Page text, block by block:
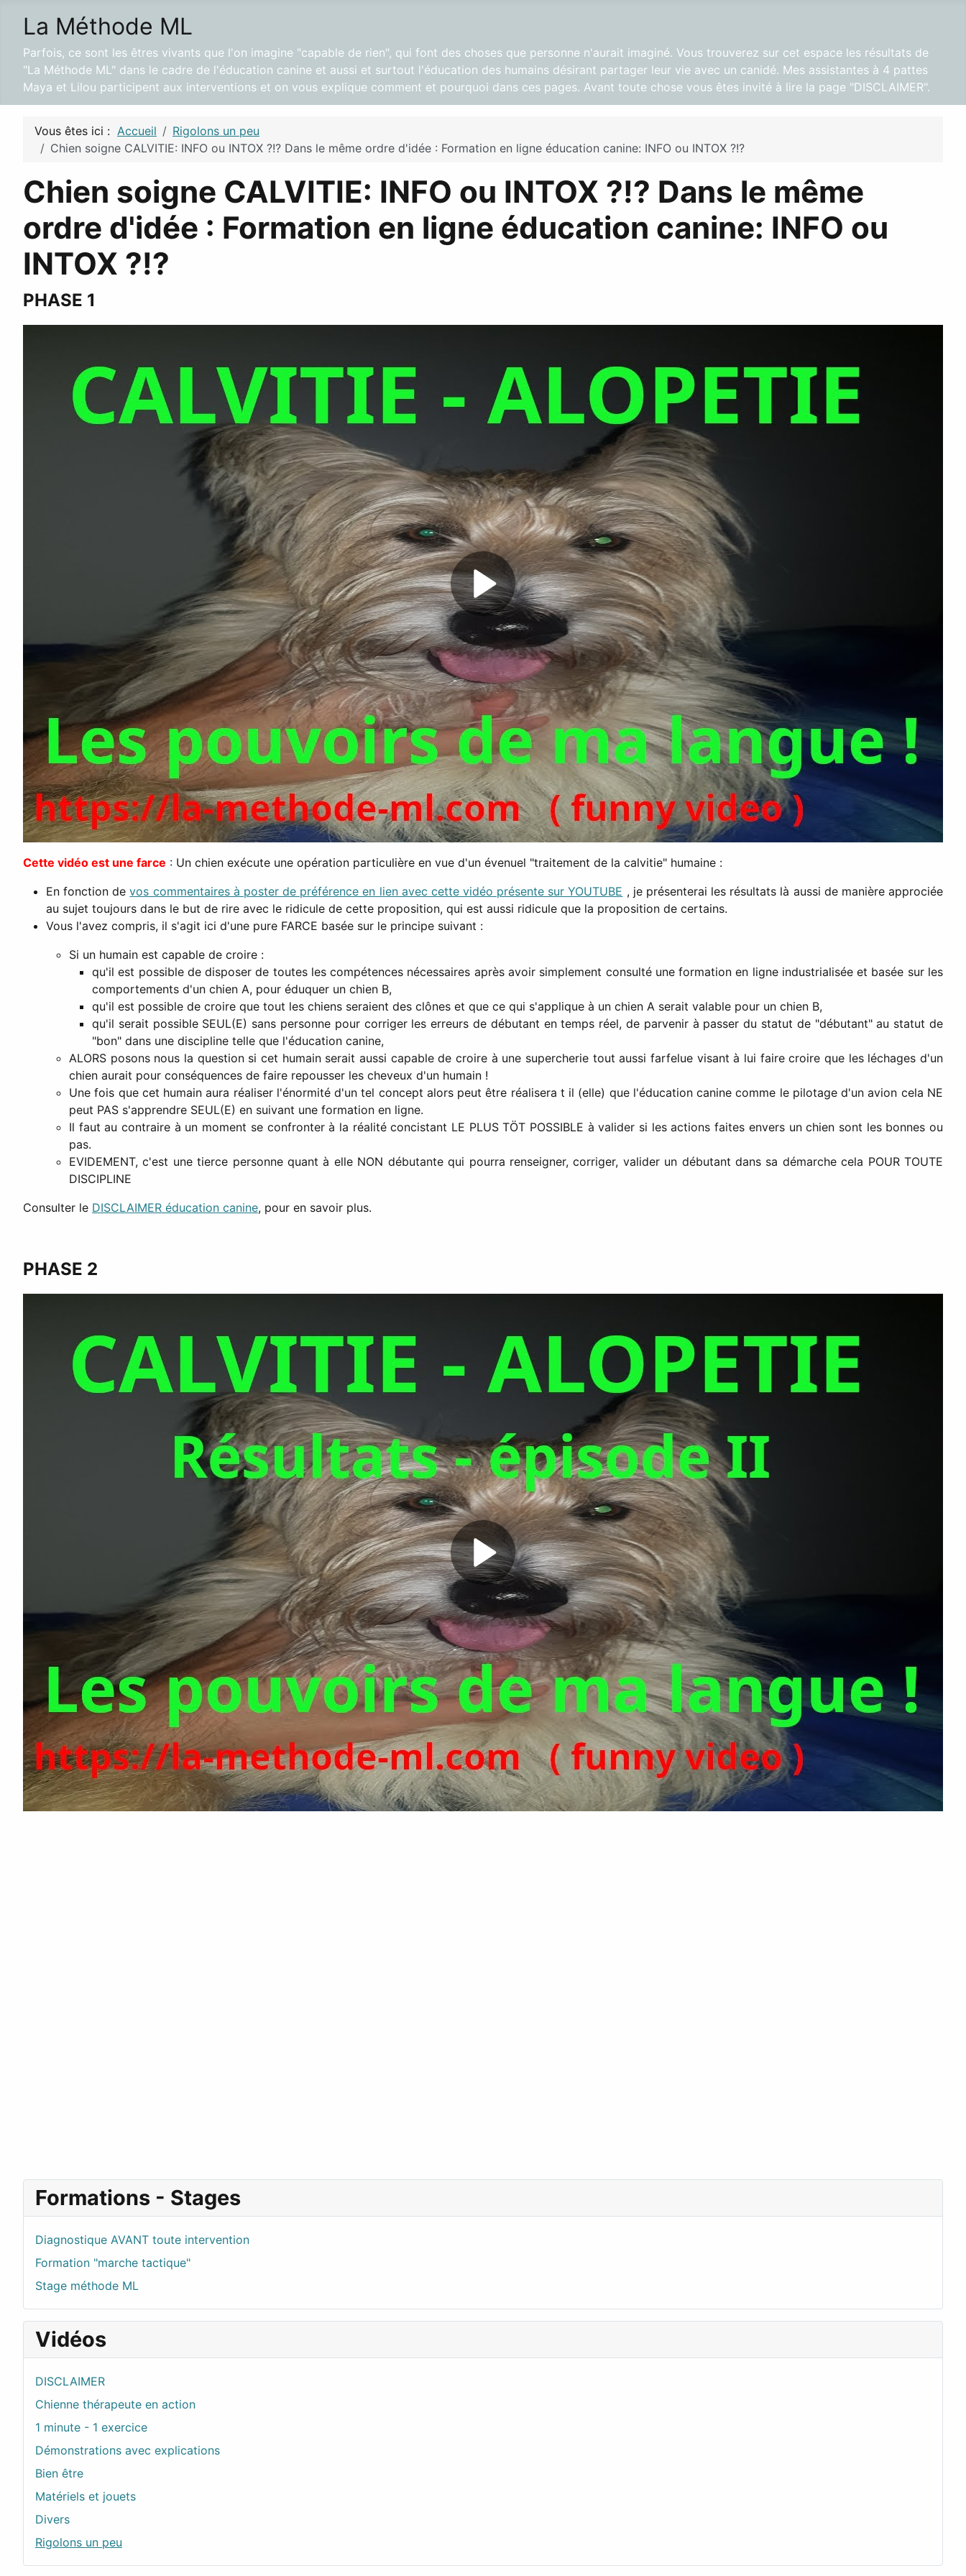
La Méthode ML
Parfois, ce sont les êtres vivants que l'on imagine "capable de rien", qui font des choses que personne n'aurait imaginé. Vous trouverez sur cet espace les résultats de
"La Méthode ML" dans le cadre de l'éducation canine et aussi et surtout l'éducation des humains désirant partager leur vie avec un canidé. Mes assistantes à 4 pattes
Maya et Lilou participent aux interventions et on vous explique comment et pourquoi dans ces pages. Avant toute chose vous êtes invité à lire la page "DISCLAIMER".
Formations - Stages
Diagnostique AVANT toute intervention
Formation "marche tactique"
Stage méthode ML
Vidéos
DISCLAIMER
Chienne thérapeute en action
1 minute - 1 exercice
Démonstrations avec explications
Bien être
Matériels et jouets
Divers
Rigolons un peu
Vous êtes ici : Accueil
Rigolons un peu
Chien soigne CALVITIE: INFO ou INTOX ?!? Dans le même ordre d'idée : Formation en ligne éducation canine: INFO ou INTOX ?!?
Chien soigne CALVITIE: INFO ou INTOX ?!? Dans le même
ordre d'idée : Formation en ligne éducation canine: INFO ou
INTOX ?!?
PHASE 1
Cette vidéo est une farce : Un chien exécute une opération particulière en vue d'un évenuel "traitement de la calvitie" humaine :
En fonction devos commentaires à poster de préférence en lien avec cette vidéo présente sur YOUTUBE , je présenterai les résultats là aussi de manière approciée
au sujet toujours dans le but de rire avec le ridicule de cette proposition, qui est aussi ridicule que la proposition de certains.
Vous l'avez compris, il s'agit ici d'une pure FARCE basée sur le principe suivant :
Si un humain est capable de croire :
qu'il est possible de disposer de toutes les compétences nécessaires après avoir simplement consulté une formation en ligne industrialisée et basée sur les
comportements d'un chien A, pour éduquer un chien B,
qu'il est possible de croire que tout les chiens seraient des clônes et que ce qui s'applique à un chien A serait valable pour un chien B,
qu'il serait possible SEUL(E) sans personne pour corriger les erreurs de débutant en temps réel, de parvenir à passer du statut de "débutant" au statut de
"bon" dans une discipline telle que l'éducation canine,
ALORS posons nous la question si cet humain serait aussi capable de croire à une supercherie tout aussi farfelue visant à lui faire croire que les léchages d'un
chien aurait pour conséquences de faire repousser les cheveux d'un humain !
Une fois que cet humain aura réaliser l'énormité d'un tel concept alors peut être réalisera t il (elle) que l'éducation canine comme le pilotage d'un avion cela NE
peut PAS s'apprendre SEUL(E) en suivant une formation en ligne.
Il faut au contraire à un moment se confronter à la réalité concistant LE PLUS TÖT POSSIBLE à valider si les actions faites envers un chien sont les bonnes ou
pas.
EVIDEMENT, c'est une tierce personne quant à elle NON débutante qui pourra renseigner, corriger, valider un débutant dans sa démarche cela POUR TOUTE
DISCIPLINE
Consulter le DISCLAIMER éducation canine, pour en savoir plus.
PHASE 2